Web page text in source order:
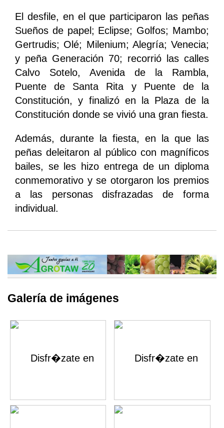
El desfile, en el que participaron las peñas
Sueños de papel; Eclipse; Golfos; Mambo;
Gertrudis; Olé; Milenium; Alegría; Venecia;
y peña Generación 70; recorrió las calles
Calvo Sotelo, Avenida de la Rambla,
Puente de Santa Rita y Puente de la
Constitución, y finalizó en la Plaza de la
Constitución donde se vivió una gran fiesta.
Además, durante la fiesta, en la que las
peñas deleitaron al público con magníficos
bailes, se les hizo entrega de un diploma
conmemorativo y se otorgaron los premios
a las personas disfrazadas de forma
individual.
Galería de imágenes